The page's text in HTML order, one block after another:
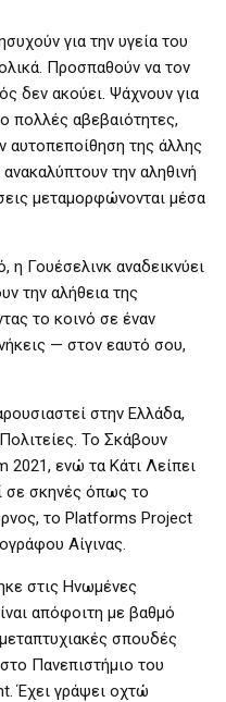
για την υγεία του
Προσπαθούν να τον
δεν ακούει. Ψάχνουν για
πολλές αβεβαιότητες,
αυτοπεποίθηση της άλλης
την αληθινή
μεταμορφώνονται μέσα
Γουέσελινκ αναδεικνύει
την αλήθεια της
το κοινό σε έναν
— στον εαυτό σου,
στην Ελλάδα,
Το Σκάβουν
2021, ενώ τα Κάτι Λείπει
σε σκηνές όπως το
το Platforms Project
Αίγινας.
στις Ηνωμένες
απόφοιτη με βαθμό
σπουδές
Πανεπιστήμιο του
Έχει γράψει οχτώ